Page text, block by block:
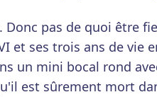
Donc pas de quoi être
et ses trois ans de vie
un mini bocal rond
est sûrement mort